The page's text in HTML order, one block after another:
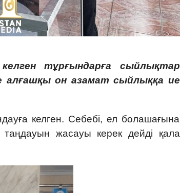
тұрғындарға сыйлықтар
алғашқы он азамат сыйлыққа ие
келген. Себебі, ел болашағына
жасауы керек дейді қала